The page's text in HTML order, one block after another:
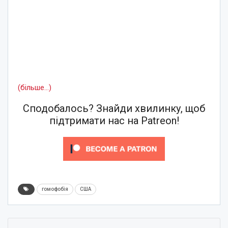
(більше…)
Сподобалось? Знайди хвилинку, щоб
підтримати нас на Patreon!
гомофобія США